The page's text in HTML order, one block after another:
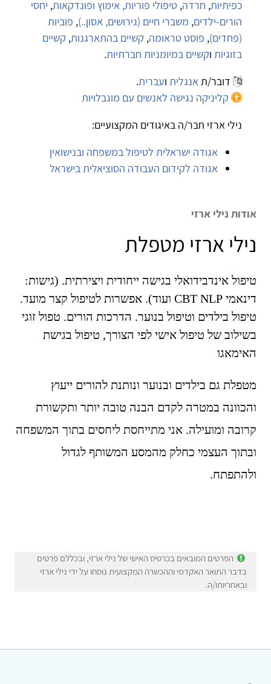
כפיתיות, חרדה, טיפולי פוריות, אימוץ ופונדקאות, יחסי
הורים-ילדים, משברי חיים (גירושים, אסון..), פוביות
(פחדים), פוסט טראומה, קשיים בהתארגנות, קשיים
בזוגיות וקשיים במיומניות חברתיות.
דובר/תאנגלית ועברית.
קליניקה נגישה לאנשים עם מוגבלויות
נילי ארזי חבר/ה באיגודים המקצועיים:
אגודה ישראלית לטיפול במשפחה ובנישואין
אגודה לקידום העבודה הסוציאלית בישראל
אודות נילי ארזי
נילי ארזי מטפלת
טיפול אינדבידואלי בגישה ייחודית ויצירתית. (גישות:
דינאמי CBT NLP ועוד). אפשרות לטיפול קצר מועד.
טיפול בילדים וטיפול בנוער. הדרכות הורים. טפול זוגי
בשילוב של טיפול אישי לפי הצורך, טיפול בגישת
האימאגו
מטפלת גם בילדים ובנוער ונותנת להורים ייעוץ
והכוונה במטרה לקדם הבנה טובה יותר ותקשורת
קרובה ומועילה. אני מתייחסת ליחסים בתוך המשפחה
ובתוך העצמי כחלק מהמסע המשותף לגדול
ולהתפתח.
הפרטים המובאים בכרטיס האישי של נילי ארזי, ובכללם פרטים
בדבר התואר האקדמי וההכשרה המקצועית נוסחו על ידי נילי ארזי
ובאחריותו/ה.